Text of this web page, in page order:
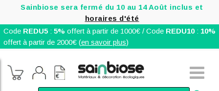
Sainbiose sera fermé du 10 au 14 Août inclus et
horaires d'été
Code REDU5: 5% offert à partir de 1000€ / Code REDU10: 10%
offert à partir de 2000€ (en savoir plus)